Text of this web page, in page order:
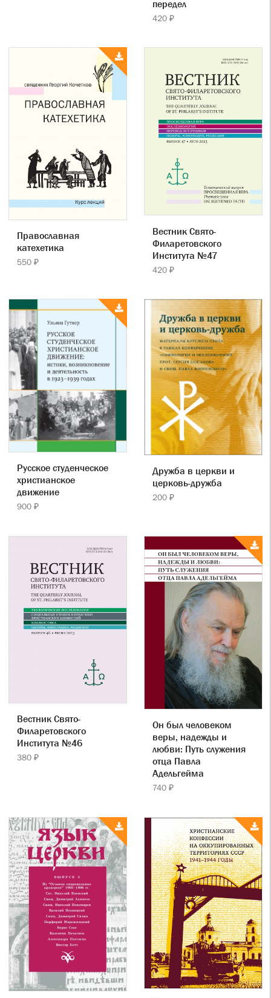
передел
420 ₽
Православная
катехетика
550 ₽
Вестник Свято-
Филаретовского
Института №47
420 ₽
Русское студенческое
христианское
движение
900 ₽
Дружба в церкви и
церковь-дружба
200 ₽
Вестник Свято-
Филаретовского
Института №46
380 ₽
Он был человеком
веры, надежды и
любви: Путь служения
отца Павла
Адельгейма
740 ₽